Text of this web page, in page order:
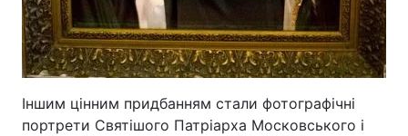
Іншим цінним придбанням стали фотографічні
портрети Святішого Патріарха Московського і